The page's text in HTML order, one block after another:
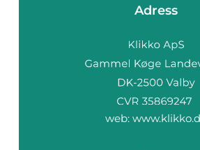
Adress
web: